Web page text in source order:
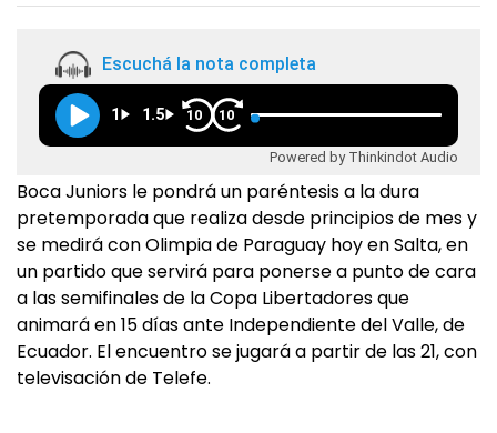
Escuchá la nota completa
1 1.5 10 10
Powered by Thinkindot Audio
Boca Juniors le pondrá un paréntesis a la dura
pretemporada que realiza desde principios de mes y
se medirá con Olimpia de Paraguay hoy en Salta, en
un partido que servirá para ponerse a punto de cara
a las semifinales de la Copa Libertadores que
animará en 15 días ante Independiente del Valle, de
Ecuador. El encuentro se jugará a partir de las 21, con
televisación de Telefe.